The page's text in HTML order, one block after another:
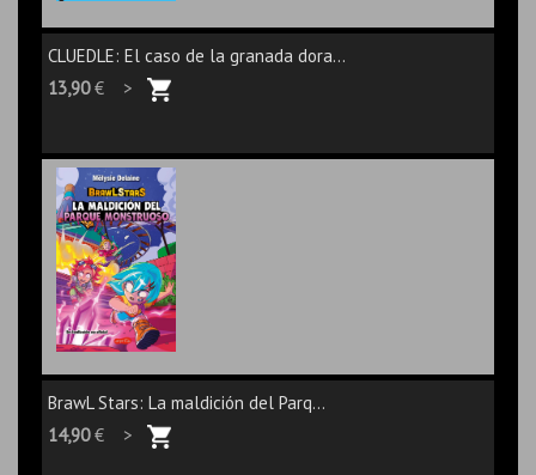
CLUEDLE: El caso de la granada dora...
13,90€ >
BrawL Stars: La maldición del Parq...
14,90€ >